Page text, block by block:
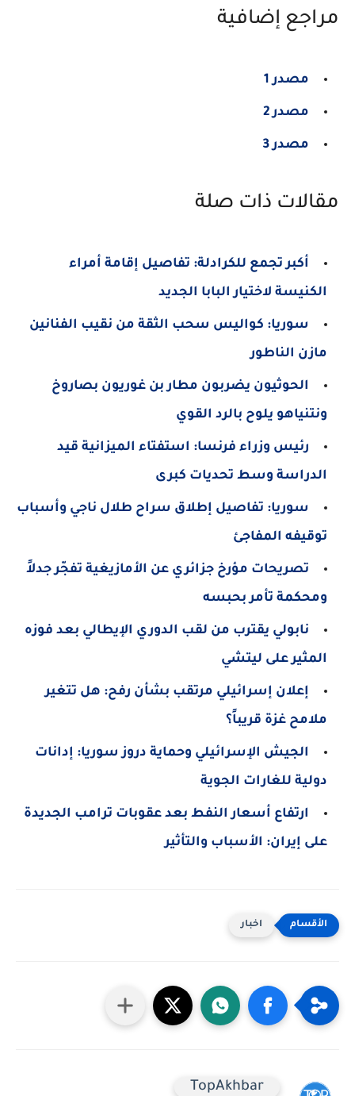
مراجع إضافية
مصدر 1
مصدر 2
مصدر 3
مقالات ذات صلة
أكبر تجمع للكرادلة: تفاصيل إقامة أمراء
الكنيسة لاختيار البابا الجديد
سوريا: كواليس سحب الثقة من نقيب الفنانين
مازن الناطور
الحوثيون يضربون مطار بن غوريون بصاروخ
ونتنياهو يلوح بالرد القوي
رئيس وزراء فرنسا: استفتاء الميزانية قيد
الدراسة وسط تحديات كبرى
سوريا: تفاصيل إطلاق سراح طلال ناجي وأسباب
توقيفه المفاجئ
تصريحات مؤرخ جزائري عن الأمازيغية تفجّر جدلاً
ومحكمة تأمر بحبسه
نابولي يقترب من لقب الدوري الإيطالي بعد فوزه
المثير على ليتشي
إعلان إسرائيلي مرتقب بشأن رفح: هل تتغير
ملامح غزة قريباً؟
الجيش الإسرائيلي وحماية دروز سوريا: إدانات
دولية للغارات الجوية
ارتفاع أسعار النفط بعد عقوبات ترامب الجديدة
على إيران: الأسباب والتأثير
اخبار
TopAkhbar